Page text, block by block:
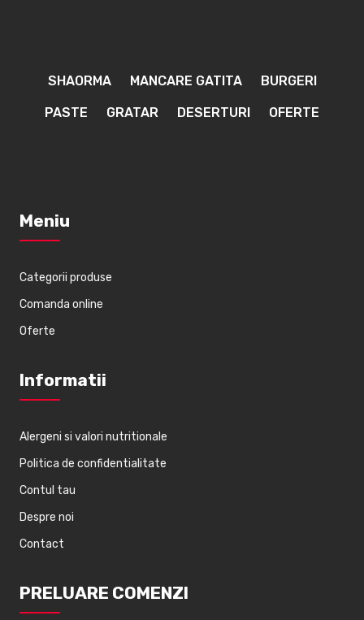
SHAORMA MANCARE GATITA BURGERI
PASTE GRATAR DESERTURI OFERTE
Meniu
Categorii produse
Comanda online
Oferte
Informatii
Alergeni si valori nutritionale
Politica de confidentialitate
Contul tau
Despre noi
Contact
PRELUARE COMENZI